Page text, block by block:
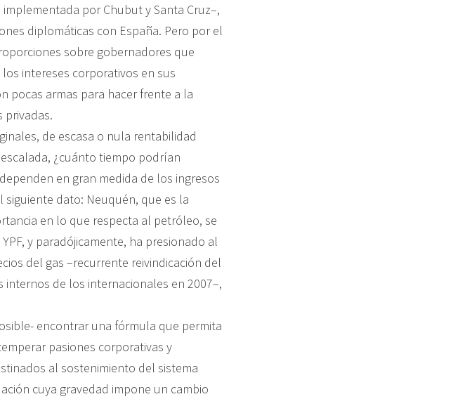
por Chubut y Santa Cruz–,
diplomáticas con España. Pero por el
sobre gobernadores que
intereses corporativos en sus
pocas armas para hacer frente a la
privadas.
de escasa o nula rentabilidad
¿cuánto tiempo podrían
en gran medida de los ingresos
siguiente dato: Neuquén, que es la
en lo que respecta al petróleo, se
y paradójicamente, ha presionado al
del gas –recurrente reivindicación del
de los internacionales en 2007–,
encontrar una fórmula que permita
pasiones corporativas y
al sostenimiento del sistema
cuya gravedad impone un cambio